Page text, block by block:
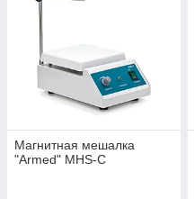
Магнитная мешалка
"Armed" MHS-C